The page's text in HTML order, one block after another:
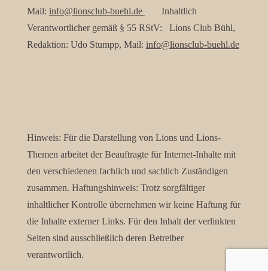
Mail: info@lionsclub-buehl.de
Inhaltlich
Verantwortlicher gemäß § 55 RStV: Lions Club Bühl,
Redaktion: Udo Stumpp, Mail: info@lionsclub-buehl.de
Hinweis: Für die Darstellung von Lions und Lions-
Themen arbeitet der Beauftragte für Internet-Inhalte mit
den verschiedenen fachlich und sachlich Zuständigen
zusammen. Haftungshinweis: Trotz sorgfältiger
inhaltlicher Kontrolle übernehmen wir keine Haftung für
die Inhalte externer Links. Für den Inhalt der verlinkten
Seiten sind ausschließlich deren Betreiber
verantwortlich.